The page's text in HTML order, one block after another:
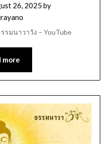
26, 2025 by
รมนาวาวัง – YouTube
more